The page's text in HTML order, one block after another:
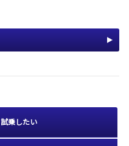
試乗したい